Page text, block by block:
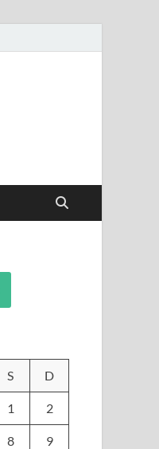
S D
1 2
8 9